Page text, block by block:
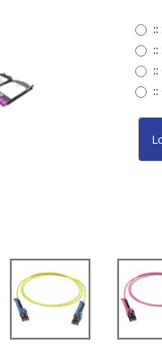
::
::
::
::